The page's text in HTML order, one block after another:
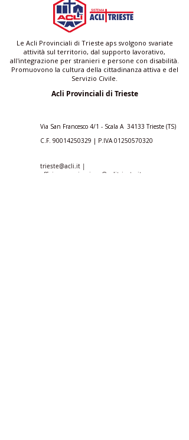
Le Acli Provinciali di Trieste aps svolgono svariate
attività sul territorio, dal supporto lavorativo,
all'integrazione per stranieri e persone con disabilità.
Promuovono la cultura della cittadinanza attiva e del
Servizio Civile.
Acli Provinciali di Trieste
Via San Francesco 4/1 - Scala A 34133 Trieste (TS)
C.F. 90014250329 | P.IVA01250570320
trieste@acli.it |
ufficio.comunicazione@aclitrieste.it